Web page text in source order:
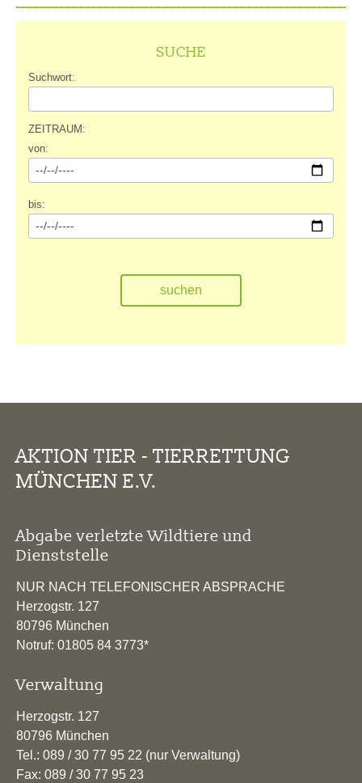
SUCHE
Suchwort:
ZEITRAUM:
von:
bis:
AKTION TIER - TIERRETTUNG
MÜNCHEN E.V.
Abgabe verletzte Wildtiere und
Dienststelle
NUR NACH TELEFONISCHER ABSPRACHE
Herzogstr. 127
80796 München
Notruf: 01805 84 3773*
Verwaltung
Herzogstr. 127
80796 München
Tel.: 089 / 30 77 95 22 (nur Verwaltung)
Fax: 089 / 30 77 95 23